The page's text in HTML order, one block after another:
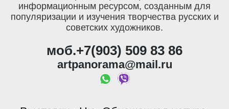
информационным ресурсом, созданным для
популяризации и изучения творчества русских и
советских художников.
моб.+7(903) 509 83 86
artpanorama@mail.ru